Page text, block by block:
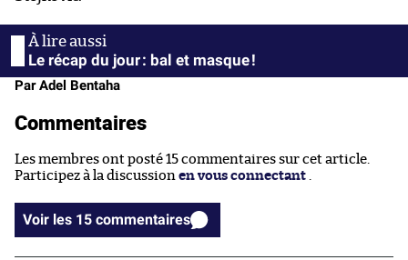
Le récap du jour : bal et masque !
Par Adel Bentaha
Commentaires
Les membres ont posté 15 commentaires sur cet article.
Participez à la discussion en vous connectant
Voir les 15 commentaires